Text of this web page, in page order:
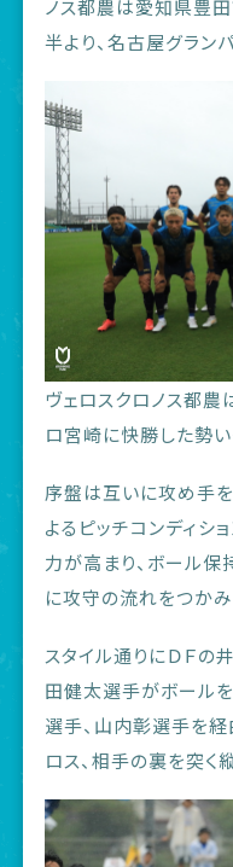
ノス都農は愛知県豊
半より、名古屋グランパ
ヴェロスクロノス都
ロ宮崎に快勝した勢
序盤は互いに攻め手
よるピッチコンディシ
力が高まり、ボール保
に攻守の流れをつかみ
スタイル通りにＤＦの
田健太選手がボール
選手、山内彰選手を
ロス、相手の裏を突く